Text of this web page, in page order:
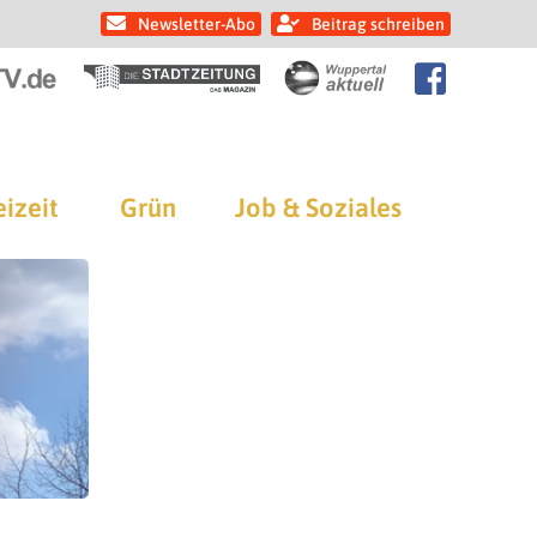
Newsletter-Abo Beitrag schreiben
Grün Job & Soziales